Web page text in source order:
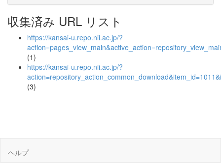
収集済み URL リスト
https://kansai-u.repo.nii.ac.jp/?
(1)
https://kansai-u.repo.nii.ac.jp/?
(3)
ヘルプ